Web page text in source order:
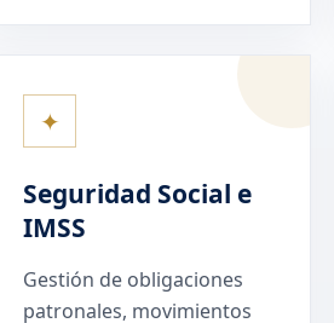
✦
Seguridad Social e
IMSS
Gestión de obligaciones
patronales, movimientos